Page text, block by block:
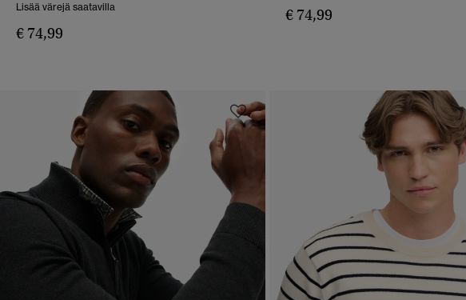
Lisää värejä saatavilla
€ 74,99
€ 74,99